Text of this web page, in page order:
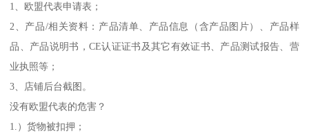
1、欧盟代表申请表；
2、产品/相关资料：产品清单、产品信息（含产品图片）、产品样
品、产品说明书，CE认证证书及其它有效证书、产品测试报告、营
业执照等；
3、店铺后台截图。
没有欧盟代表的危害？
1.）货物被扣押；